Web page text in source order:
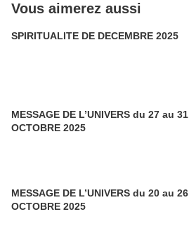
Vous aimerez aussi
SPIRITUALITE DE DECEMBRE 2025
MESSAGE DE L’UNIVERS du 27 au 31
OCTOBRE 2025
MESSAGE DE L’UNIVERS du 20 au 26
OCTOBRE 2025